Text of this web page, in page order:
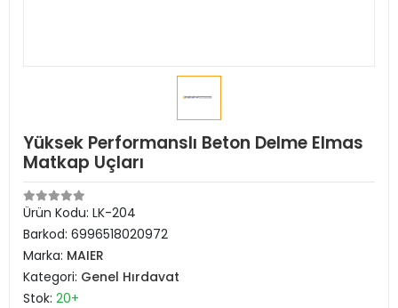
Yüksek Performanslı Beton Delme Elmas
Matkap Uçları
Ürün Kodu: LK-204
Barkod: 6996518020972
Marka: MAIER
Kategori: Genel Hırdavat
Stok: 20+